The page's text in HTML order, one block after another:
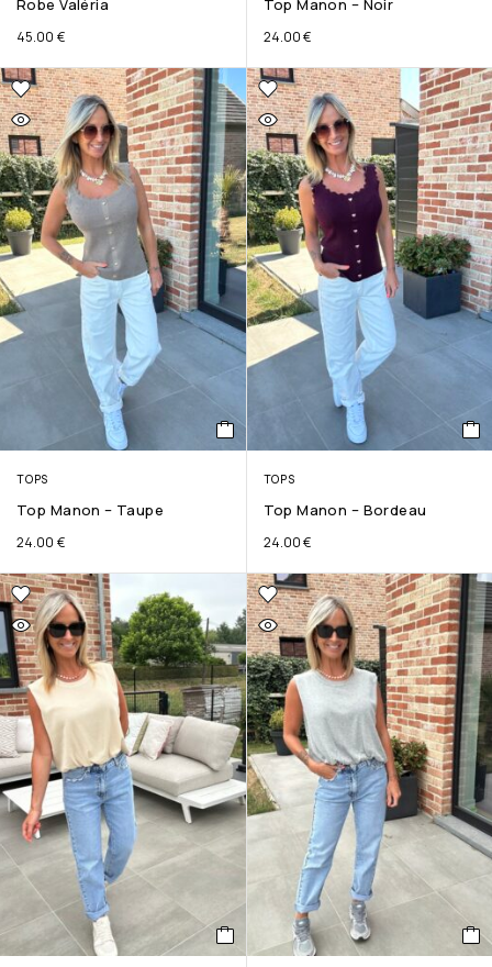
Robe Valéria
45.00 €
Top Manon – Noir
24.00€
TOPS
Top Manon – Taupe
24.00 €
TOPS
Top Manon – Bordeau
24.00€